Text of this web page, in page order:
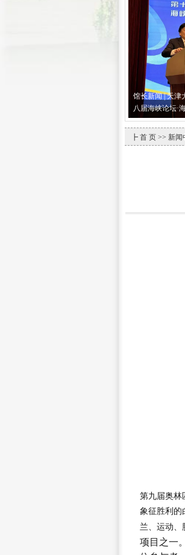
馆长新闻 | 天津
八届海峡论坛·
┣ 首 页 >> 新闻
第九届奥林
象征胜利的
兰、运动、
项目之一